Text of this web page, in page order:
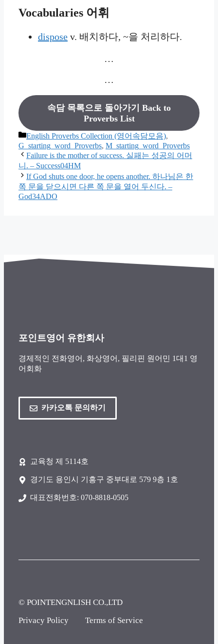
Vocabularies 어휘
dispose v. 배치하다, ~을 처리하다.
…
…
속담 목록으로 돌아가기 Back to
Proverbs List
카
테
고
리
English Proverbs Collection (영어속담모음),
G_starting_word_Proverbs, M_starting_word_Proverbs
Failure is the mother of success. 실패는 성공의 어머
니. – Success04HM
If God shuts one door, he opens another. 하나님은 한
쪽 문을 닫으시면 다른 쪽 문을 열어 두신다. –
God34ADO
포인트영어 유한회사
경제적인 전화영어, 화상영어, 필리핀 원어민 1대1 영
어회화
카카오톡 문의하기
교육청 제 5114호
경기도 용인시 기흥구 중부대로 579 9층 1호
대표전화번호: 070-8818-0505
© POINTENGNLISH CO.,LTD
Privacy Policy
Terms of Service